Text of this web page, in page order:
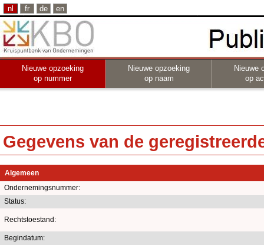
nl fr de en
Nieuwe opzoeking
op nummer
Nieuwe opzoeking
op naam
Nieuwe
op
Gegevens van de
Algemeen
Ondernemingsnummer:
Status:
Rechtstoestand:
Begindatum: